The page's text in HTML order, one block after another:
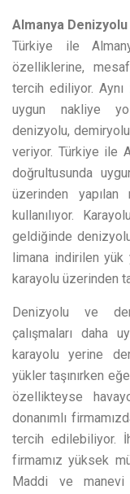
Almanya Denizyolu
Türkiye ile
özelliklerine,
tercih ediliyor.
uygun nakliye
denizyolu,
veriyor. Türkiye ile
doğrultusunda
üzerinden yapılan
kullanılıyor.
geldiğinde
limana indirilen
karayolu üzerinden
Denizyolu ve
çalışmaları daha
karayolu yerine
yükler taşınırken
özellikteyse
donanımlı
tercih edilebiliyor.
firmamız yüksek
Maddi ve manevi